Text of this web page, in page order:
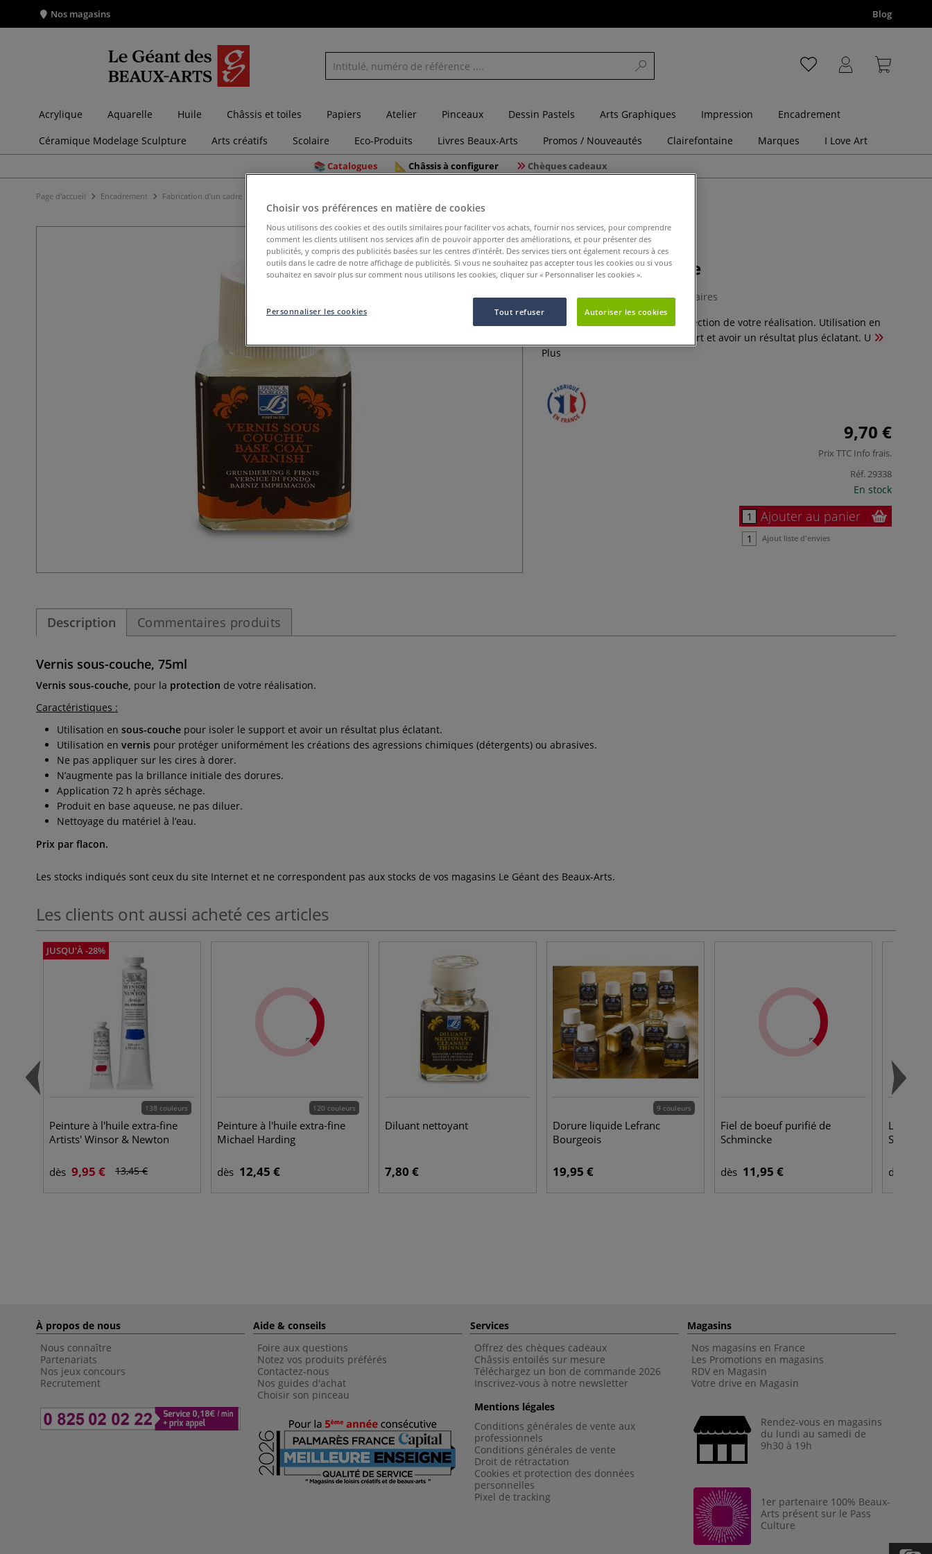
Nos magasins Blog
Acrylique Aquarelle Huile Châssis et toiles Papiers Atelier Pinceaux Dessin Pastels Arts Graphiques Impression
Encadrement
Céramique Modelage Sculpture
Arts créatifs Scolaire Eco-Produits Livres Beaux-Arts Promos / Nouveautés Clairefontaine Marques I Love Art
Catalogues Châssis à configurer Chèques cadeaux
Page d'accueil Encadrement Fabrication d'un cadre
Vernis sous-couche
0 Commentaires
Vernis sous-couche, pour la protection de votre réalisation. Utilisation en
sous-couche pour isoler le support et avoir un résultat plus éclatant. U
Plus
9,70 €
Prix TTC Info frais.
Réf.29338
En stock
Ajouter au panier
Ajout liste d'envies
Description Commentaires produits
Vernis sous-couche, 75ml
Vernis sous-couche, pour la protection de votre réalisation.
Caractéristiques :
Utilisation en sous-couche pour isoler le support et avoir un résultat plus éclatant.
Utilisation en vernis pour protéger uniformément les créations des agressions chimiques (détergents) ou abrasives.
Ne pas appliquer sur les cires à dorer.
N’augmente pas la brillance initiale des dorures.
Application 72 h après séchage.
Produit en base aqueuse, ne pas diluer.
Nettoyage du matériel à l’eau.
Prix par flacon.
Les stocks indiqués sont ceux du site Internet et ne correspondent pas aux stocks de vos magasins Le Géant des Beaux-Arts.
Les clients ont aussi acheté ces articles
JUSQU'À -28%
138 couleurs
Peinture à l'huile extra-fine
Artists' Winsor & Newton
dès 9,95 € 13,45 €
120 couleurs
Peinture à l'huile extra-fine
Michael Harding
dès 12,45 €
Diluant nettoyant
7,80 €
9 couleurs
Dorure liquide Lefranc
Bourgeois
19,95 €
Fiel de boeuf purifié de
Schmincke
dès 11,95 €
Liant
dès
À propos de nous
Nous connaître
Partenariats
Nos jeux concours
Recrutement
Aide & conseils
Foire aux questions
Notez vos produits préférés
Contactez-nous
Nos guides d'achat
Choisir son pinceau
Services
Offrez des chèques cadeaux
Châssis entoilés sur mesure
Téléchargez un bon de commande 2026
Inscrivez-vous à notre newsletter
Mentions légales
Conditions générales de vente aux
professionnels
Conditions générales de vente
Droit de rétractation
Cookies et protection des données
personnelles
Pixel de tracking
Magasins
Nos magasins en France
Les Promotions en magasins
RDV en Magasin
Votre drive en Magasin
Rendez-vous en magasins
du lundi au samedi de
9h30 à 19h
1er partenaire 100% Beaux-
Arts présent sur le Pass
Culture
Choisir vos préférences en matière de cookies
Nous utilisons des cookies et des outils similaires pour faciliter vos achats, fournir nos services, pour comprendre
comment les clients utilisent nos services afin de pouvoir apporter des améliorations, et pour présenter des
publicités, y compris des publicités basées sur les centres d’intérêt. Des services tiers ont également recours à ces
outils dans le cadre de notre affichage de publicités. Si vous ne souhaitez pas accepter tous les cookies ou si vous
souhaitez en savoir plus sur comment nous utilisons les cookies, cliquer sur « Personnaliser les cookies ».
Tout refuser Autoriser les cookies
Personnaliser les cookies